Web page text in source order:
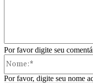
Por favor digite seu
Por favor, digite seu nome